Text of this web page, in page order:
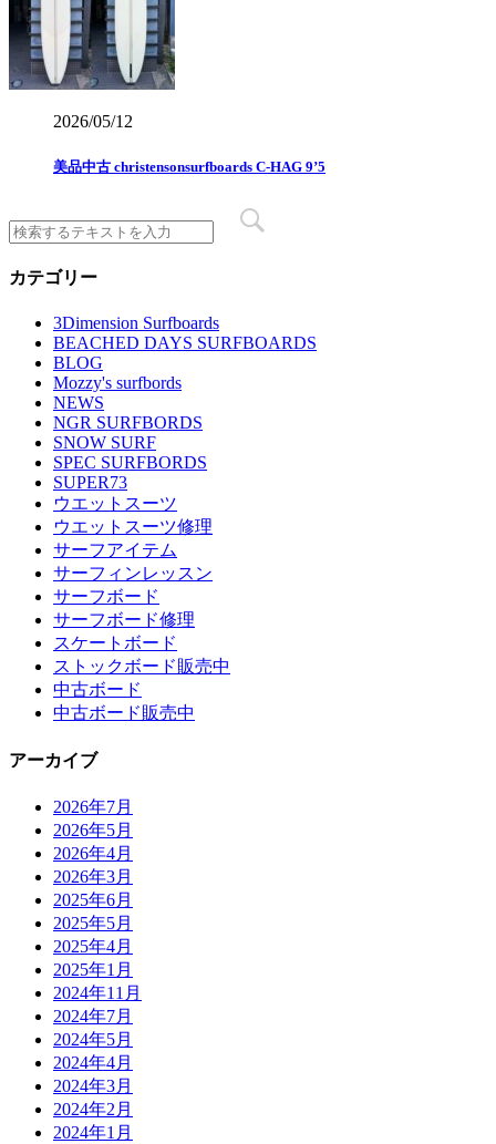
2026/05/12
美品中古 christensonsurfboards C-HAG 9’5
カテゴリー
3Dimension Surfboards
BEACHED DAYS SURFBOARDS
BLOG
Mozzy's surfbords
NEWS
NGR SURFBORDS
SNOW SURF
SPEC SURFBORDS
SUPER73
ウエットスーツ
ウエットスーツ修理
サーフアイテム
サーフィンレッスン
サーフボード
サーフボード修理
スケートボード
ストックボード販売中
中古ボード
中古ボード販売中
アーカイブ
2026年7月
2026年5月
2026年4月
2026年3月
2025年6月
2025年5月
2025年4月
2025年1月
2024年11月
2024年7月
2024年5月
2024年4月
2024年3月
2024年2月
2024年1月